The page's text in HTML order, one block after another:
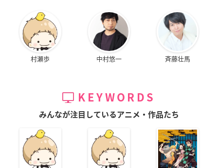
村瀬歩 中村悠一 斉藤壮馬
KEYWORDS
みんなが注目しているアニメ・作品たち